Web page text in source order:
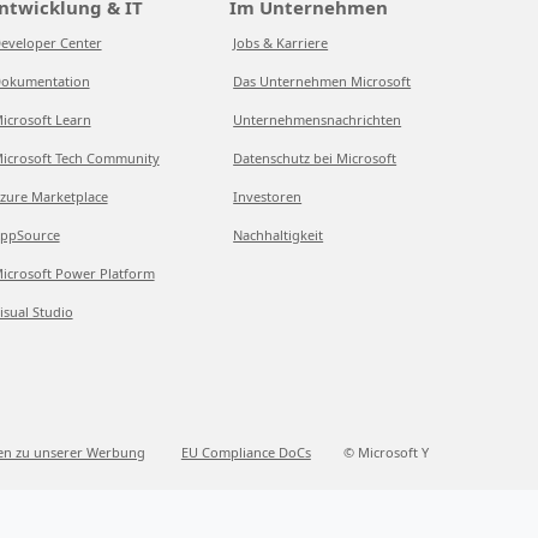
& IT
Center
Learn
Tech Community
Marketplace
Power Platform
Studio
Im Unternehmen
Jobs & Karriere
Das Unternehmen Microsoft
Unternehmensnachrichten
Datenschutz bei Microsoft
Investoren
Nachhaltigkeit
zu unserer Werbung EU Compliance DoCs © Microsoft Y